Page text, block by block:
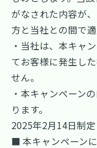
がなされた内容が
方と当社との間で
・当社は、本キャ
てお客様に発生し
せん。
・本キャンペーン
ります。
2025年2月14日制定
■ 本キャンペーン